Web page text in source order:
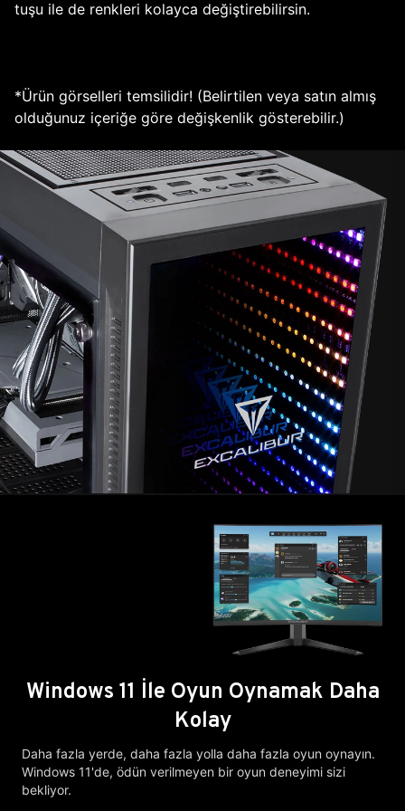
tuşu ile de renkleri kolayca değiştirebilirsin.
*Ürün görselleri temsilidir! (Belirtilen veya satın almış
olduğunuz içeriğe göre değişkenlik gösterebilir.)
Windows 11 İle Oyun Oynamak Daha
Kolay
Daha fazla yerde, daha fazla yolla daha fazla oyun oynayın.
Windows 11'de, ödün verilmeyen bir oyun deneyimi sizi
bekliyor.